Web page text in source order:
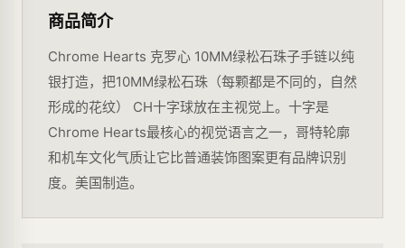
商品简介
Chrome Hearts 克罗心 10MM绿松石珠子手链以纯
银打造，把10MM绿松石珠（每颗都是不同的，自然
形成的花纹） CH十字球放在主视觉上。十字是
Chrome Hearts最核心的视觉语言之一，哥特轮廓
和机车文化气质让它比普通装饰图案更有品牌识别
度。美国制造。